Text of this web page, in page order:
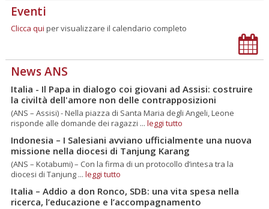
Eventi
Clicca qui per visualizzare il calendario completo
News ANS
Italia - Il Papa in dialogo coi giovani ad Assisi: costruire
la civiltà dell'amore non delle contrapposizioni
(ANS – Assisi) - Nella piazza di Santa Maria degli Angeli, Leone
risponde alle domande dei ragazzi ... leggi tutto
Indonesia – I Salesiani avviano ufficialmente una nuova
missione nella diocesi di Tanjung Karang
(ANS – Kotabumi) – Con la firma di un protocollo d’intesa tra la
diocesi di Tanjung ... leggi tutto
Italia – Addio a don Ronco, SDB: una vita spesa nella
ricerca, l’educazione e l’accompagnamento